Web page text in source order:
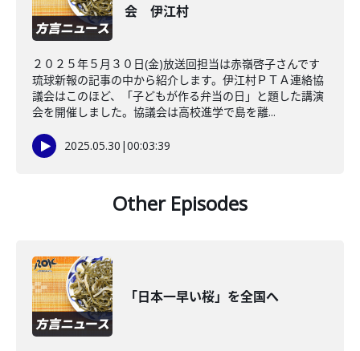
会 伊江村
２０２５年５月３０日(金)放送回担当は赤嶺啓子さんです
琉球新報の記事の中から紹介します。伊江村ＰＴＡ連絡協
議会はこのほど、「子どもが作る弁当の日」と題した講演
会を開催しました。協議会は高校進学で島を離...
2025.05.30 |00:03:39
Other Episodes
「日本一早い桜」を全国へ